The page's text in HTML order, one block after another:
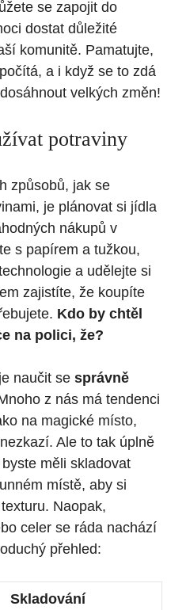
se zapojit do
dostat důležité
komunitě. Pamatujte,
a i když se to zdá
velkých změn!
potraviny
způsobů, jak se
je plánovat si jídla
nákupů v
s papírem a tužkou,
a udělejte si
zajistíte, že koupíte
Kdo by chtěl
na polici, že?
naučit se správně
z nás má tendenci
na magické místo,
Ale to tak úplně
měli skladovat
místě, aby si
Naopak,
celer se ráda nachází
přehled:
Skladování